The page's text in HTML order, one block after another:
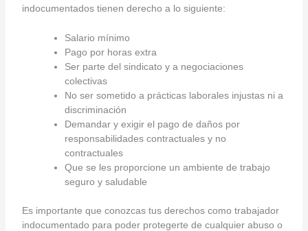
indocumentados tienen derecho a lo siguiente:
Salario mínimo
Pago por horas extra
Ser parte del sindicato y a negociaciones
colectivas
No ser sometido a prácticas laborales injustas ni a
discriminación
Demandar y exigir el pago de daños por
responsabilidades contractuales y no
contractuales
Que se les proporcione un ambiente de trabajo
seguro y saludable
Es importante que conozcas tus derechos como trabajador
indocumentado para poder protegerte de cualquier abuso o